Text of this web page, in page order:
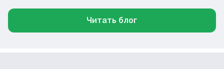
Читать блог